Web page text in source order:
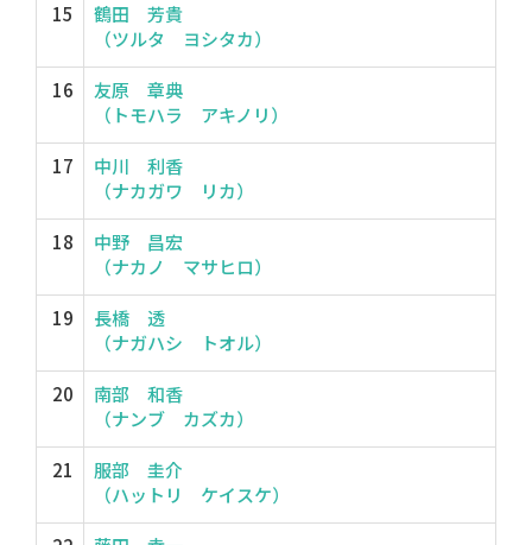
15
鶴田 芳貴
（ツルタ ヨシタカ）
16
友原 章典
（トモハラ アキノリ）
17
中川 利香
（ナカガワ リカ）
18
中野 昌宏
（ナカノ マサヒロ）
19
長橋 透
（ナガハシ トオル）
20
南部 和香
（ナンブ カズカ）
21
服部 圭介
（ハットリ ケイスケ）